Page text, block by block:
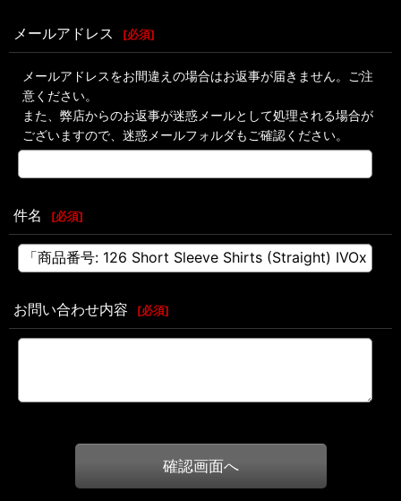
メールアドレス [必須]
メールアドレスをお間違えの場合はお返事が届きません。ご注
意ください。
また、弊店からのお返事が迷惑メールとして処理される場合が
ございますので、迷惑メールフォルダもご確認ください。
件名 [必須]
お問い合わせ内容 [必須]
確認画面へ